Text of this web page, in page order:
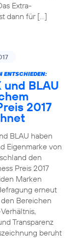
Extra-
dann für […]
ENTSCHIEDEN:
und BLAU
2017
BLAU haben
Eigenmarke von
den
Preis 2017
Marken
erneut
Bereichen
Transparenz
beruht